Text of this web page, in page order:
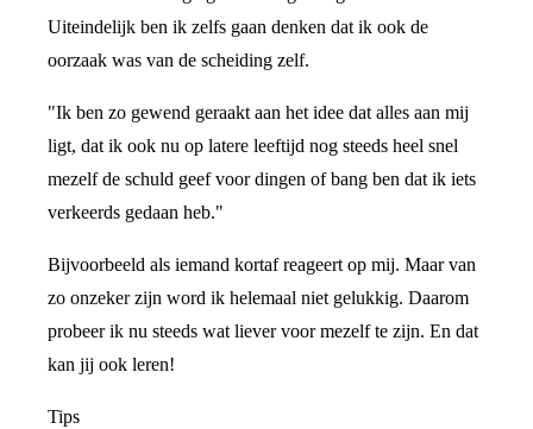
Uiteindelijk ben ik zelfs gaan denken dat ik ook de
oorzaak was van de scheiding zelf.
"Ik ben zo gewend geraakt aan het idee dat alles aan mij
ligt, dat ik ook nu op latere leeftijd nog steeds heel snel
mezelf de schuld geef voor dingen of bang ben dat ik iets
verkeerds gedaan heb."
Bijvoorbeeld als iemand kortaf reageert op mij. Maar van
zo onzeker zijn word ik helemaal niet gelukkig. Daarom
probeer ik nu steeds wat liever voor mezelf te zijn. En dat
kan jij ook leren!
Tips